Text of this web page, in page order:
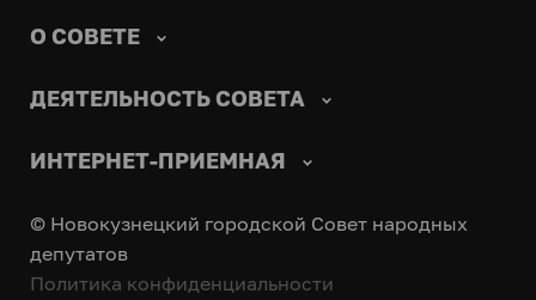
О СОВЕТЕ
ДЕЯТЕЛЬНОСТЬ СОВЕТА
ИНТЕРНЕТ-ПРИЕМНАЯ
© Новокузнецкий городской Совет народных
депутатов
Политика конфиденциальности